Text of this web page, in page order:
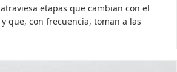
etapas que cambian con el
que, con frecuencia, toman a las